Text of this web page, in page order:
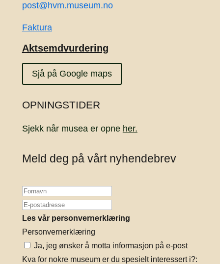
post@hvm.museum.no
Faktura
Aktsemdvurdering
Sjå på Google maps
OPNINGSTIDER
Sjekk når musea er opne her.
Meld deg på vårt nyhendebrev
Les vår personvernerklæring
Personvernerklæring
Ja, jeg ønsker å motta informasjon på e-post
Kva for nokre museum er du spesielt interessert i?: